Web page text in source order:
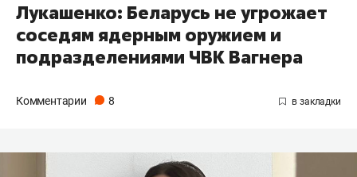
Лукашенко: Беларусь не угрожает
соседям ядерным оружием и
подразделениями ЧВК Вагнера
Комментарии 8